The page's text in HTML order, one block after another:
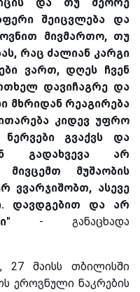
შეიცვლება და
მივმართო, თუ
რაც ძალიან კარგი
ვართ, დღეს ჩვენ
დავიჩაგრე და
მხრიდან რეაგირება
კიდევ უფრო
გვაქვს და
გადახვევა არ
მუშაობის
ვვარჯიშობთ, ასევე
დავდგებით და არ
' - განაცხადა
27 მაისს თბილისში
ეროვნული ნაკრების